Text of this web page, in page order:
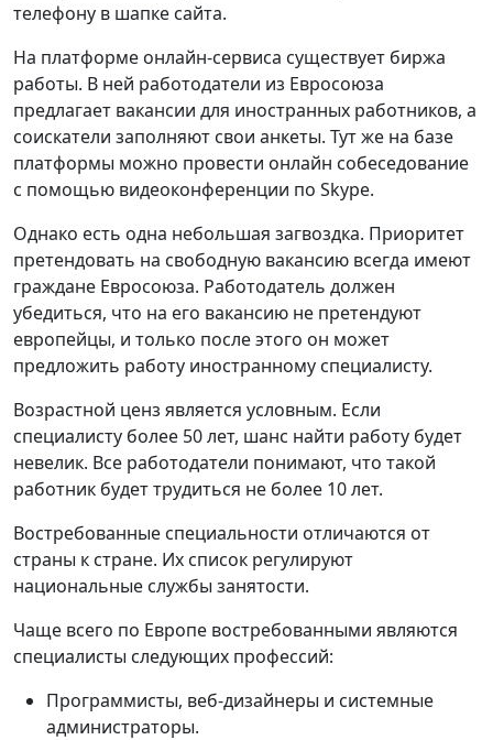
телефону в шапке сайта.
На платформе онлайн-сервиса существует биржа
работы. В ней работодатели из Евросоюза
предлагает вакансии для иностранных работников, а
соискатели заполняют свои анкеты. Тут же на базе
платформы можно провести онлайн собеседование
с помощью видеоконференции по Skype.
Однако есть одна небольшая загвоздка. Приоритет
претендовать на свободную вакансию всегда имеют
граждане Евросоюза. Работодатель должен
убедиться, что на его вакансию не претендуют
европейцы, и только после этого он может
предложить работу иностранному специалисту.
Возрастной ценз является условным. Если
специалисту более 50 лет, шанс найти работу будет
невелик. Все работодатели понимают, что такой
работник будет трудиться не более 10 лет.
Востребованные специальности отличаются от
страны к стране. Их список регулируют
национальные службы занятости.
Чаще всего по Европе востребованными являются
специалисты следующих профессий:
Программисты, веб-дизайнеры и системные
администраторы.